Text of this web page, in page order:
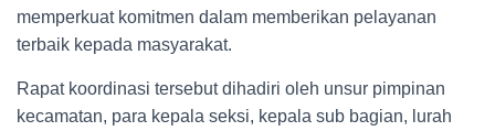
memperkuat komitmen dalam memberikan pelayanan
terbaik kepada masyarakat.
Rapat koordinasi tersebut dihadiri oleh unsur pimpinan
kecamatan, para kepala seksi, kepala sub bagian, lurah